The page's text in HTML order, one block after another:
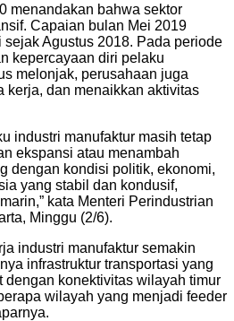
menandakan bahwa sektor
Capaian bulan Mei 2019
Agustus 2018. Pada periode
kepercayaan diri pelaku
melonjak, perusahaan juga
kerja, dan menaikkan aktivitas
industri manufaktur masih tetap
ekspansi atau menambah
dengan kondisi politik, ekonomi,
yang stabil dan kondusif,
kata Menteri Perindustrian
Minggu (2/6).
industri manufaktur semakin
infrastruktur transportasi yang
dengan konektivitas wilayah timur
wilayah yang menjadi feeder